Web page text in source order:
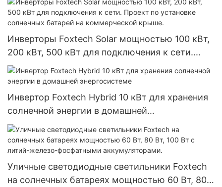
продукция серии G | Foxtech Solar
Инверторы Foxtech Solar мощностью 100 кВт,
200 кВт, 500 кВт для подключения к сети.
Проект по установке солнечных батарей на
коммерческой крыше.
Инвертор Foxtech Hybrid 10 кВт для хранения
солнечной энергии в домашней
энергосистеме
Уличные светодиодные светильники Foxtech
на солнечных батареях мощностью 60 Вт, 80